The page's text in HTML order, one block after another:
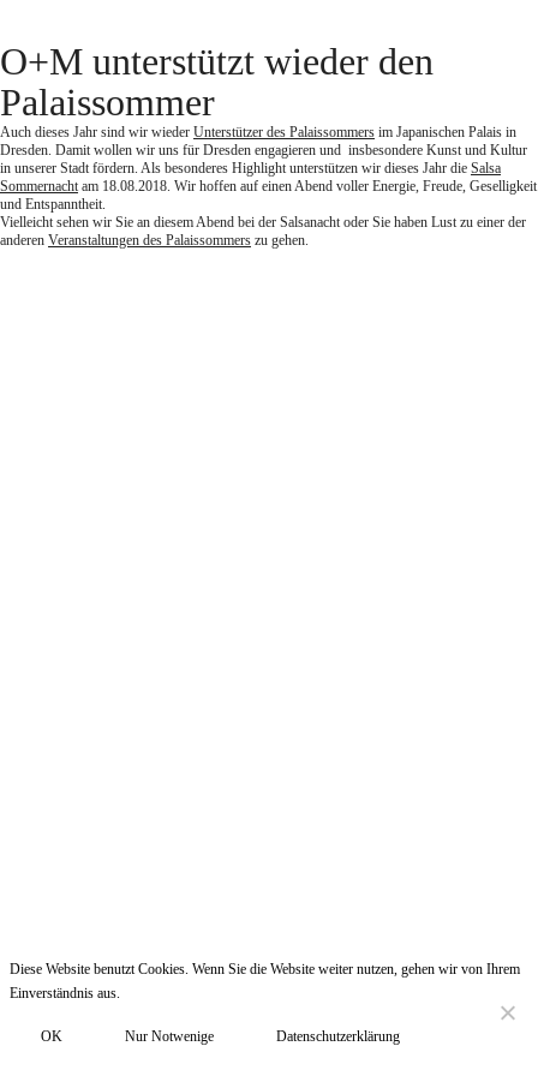
O+M unterstützt wieder den
Palaissommer
Auch dieses Jahr sind wir wieder Unterstützer des Palaissommers im Japanischen Palais in
Dresden. Damit wollen wir uns für Dresden engagieren und insbesondere Kunst und Kultur
in unserer Stadt fördern. Als besonderes Highlight unterstützen wir dieses Jahr die Salsa
Sommernachtam 18.08.2018. Wir hoffen auf einen Abend voller Energie, Freude, Geselligkeit
und Entspanntheit.
Vielleicht sehen wir Sie an diesem Abend bei der Salsanacht oder Sie haben Lust zu einer der
anderen Veranstaltungen des Palaissommers zu gehen.
Diese Website benutzt Cookies. Wenn Sie die Website weiter nutzen, gehen wir von Ihrem
Einverständnis aus.
OK Nur Notwenige Datenschutzerklärung